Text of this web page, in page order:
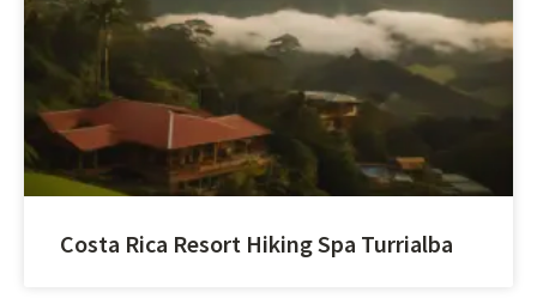
Costa Rica Resort Hiking Spa Turrialba